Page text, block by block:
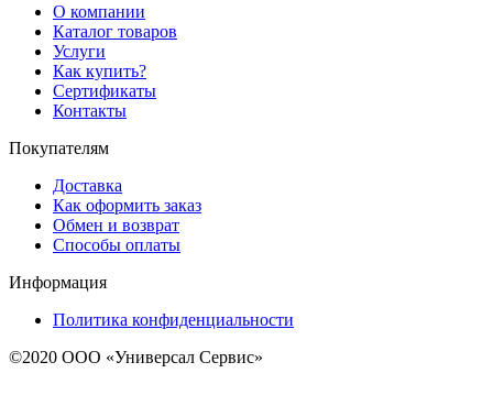
О компании
Каталог товаров
Услуги
Как купить?
Сертификаты
Контакты
Покупателям
Доставка
Как оформить заказ
Обмен и возврат
Способы оплаты
Информация
Политика конфиденциальности
©2020 ООО «Универсал Сервис»